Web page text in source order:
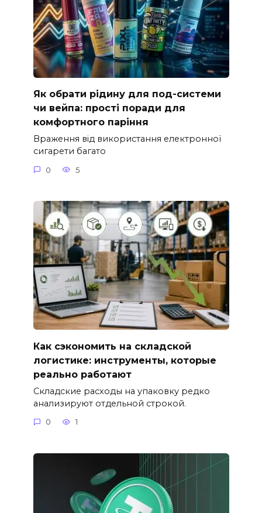
Як обрати рідину для под-системи
чи вейпа: прості поради для
комфортного паріння
Враження від використання електронної
сигарети багато
0 5
Как сэкономить на складской
логистике: инструменты, которые
реально работают
Складские расходы на упаковку редко
анализируют отдельной строкой.
0 1